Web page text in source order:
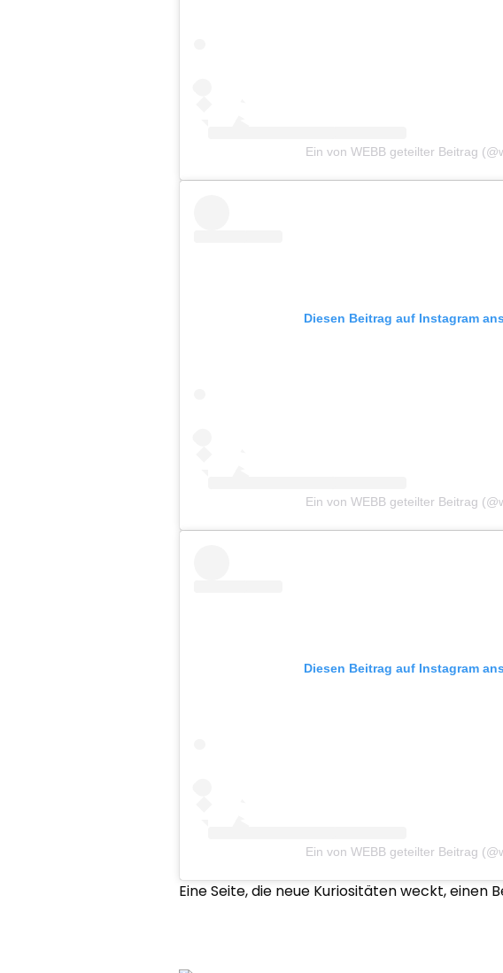
Ein von WEBB geteilter Beitrag
Diesen Beitrag auf Instagram
Ein von WEBB geteilter Beitrag
Diesen Beitrag auf Instagram
Ein von WEBB geteilter Beitrag
Eine Seite, die neue Kuriositäten weckt, einen